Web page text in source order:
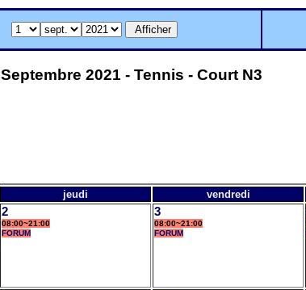
Septembre 2021 - Tennis - Court N3
jeudi vendredi
2
08:00~21:00
FORUM
3
08:00~21:00
FORUM